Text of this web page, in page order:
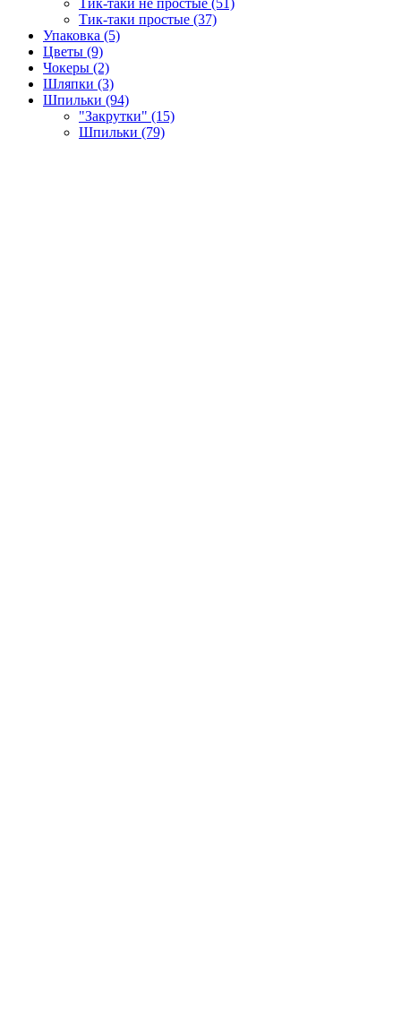
Тик-таки простые (37)
Упаковка (5)
Цветы (9)
Чокеры (2)
Шляпки (3)
Шпильки (94)
"Закрутки" (15)
Шпильки (79)